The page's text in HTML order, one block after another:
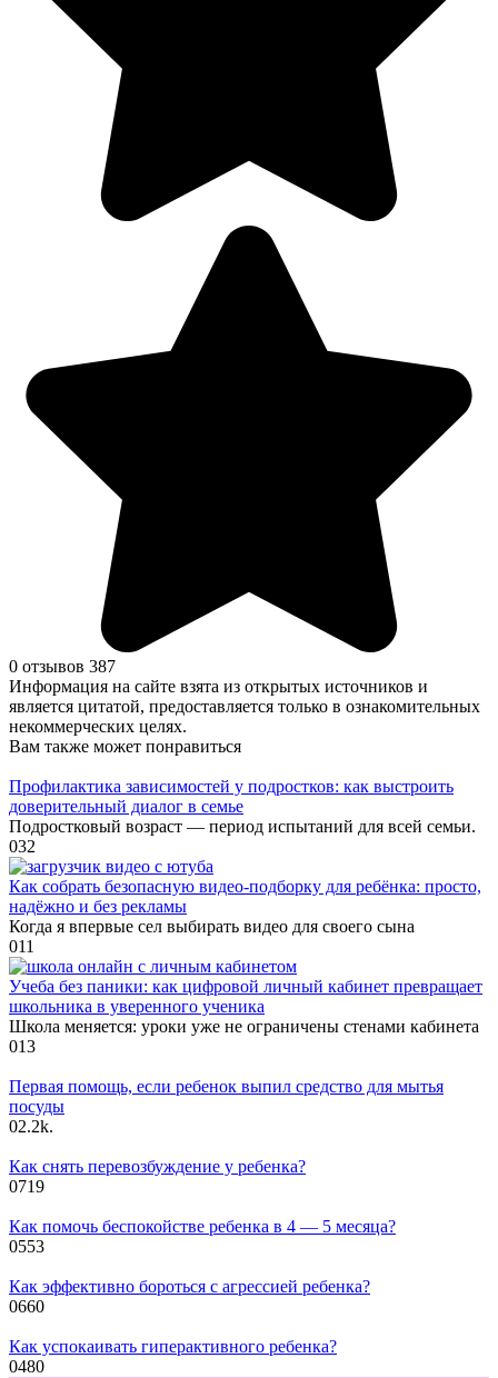
0 отзывов 387
Информация на сайте взята из открытых источников и
является цитатой, предоставляется только в ознакомительных
некоммерческих целях.
Вам также может понравиться
Профилактика зависимостей у подростков: как выстроить
доверительный диалог в семье
Подростковый возраст — период испытаний для всей семьи.
032
Как собрать безопасную видео‑подборку для ребёнка: просто,
надёжно и без рекламы
Когда я впервые сел выбирать видео для своего сына
011
Учеба без паники: как цифровой личный кабинет превращает
школьника в уверенного ученика
Школа меняется: уроки уже не ограничены стенами кабинета
013
Первая помощь, если ребенок выпил средство для мытья
посуды
02.2k.
Как снять перевозбуждение у ребенка?
0719
Как помочь беспокойстве ребенка в 4 — 5 месяца?
0553
Как эффективно бороться с агрессией ребенка?
0660
Как успокаивать гиперактивного ребенка?
0480